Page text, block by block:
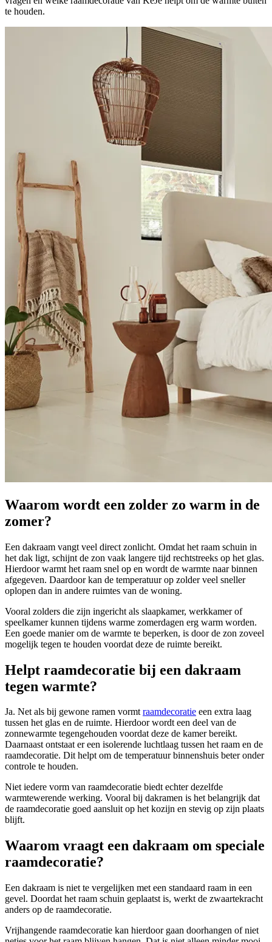
te houden.
Waarom wordt een zolder zo warm in de
zomer?
Een dakraam vangt veel direct zonlicht. Omdat het raam schuin in
het dak ligt, schijnt de zon vaak langere tijd rechtstreeks op het glas.
Hierdoor warmt het raam snel op en wordt de warmte naar binnen
afgegeven. Daardoor kan de temperatuur op zolder veel sneller
oplopen dan in andere ruimtes van de woning.
Vooral zolders die zijn ingericht als slaapkamer, werkkamer of
speelkamer kunnen tijdens warme zomerdagen erg warm worden.
Een goede manier om de warmte te beperken, is door de zon zoveel
mogelijk tegen te houden voordat deze de ruimte bereikt.
Helpt raamdecoratie bij een dakraam
tegen warmte?
Ja. Net als bij gewone ramen vormtraamdecoratie een extra laag
tussen het glas en de ruimte. Hierdoor wordt een deel van de
zonnewarmte tegengehouden voordat deze de kamer bereikt.
Daarnaast ontstaat er een isolerende luchtlaag tussen het raam en de
raamdecoratie. Dit helpt om de temperatuur binnenshuis beter onder
controle te houden.
Niet iedere vorm van raamdecoratie biedt echter dezelfde
warmtewerende werking. Vooral bij dakramen is het belangrijk dat
de raamdecoratie goed aansluit op het kozijn en stevig op zijn plaats
blijft.
Waarom vraagt een dakraam om speciale
raamdecoratie?
Een dakraam is niet te vergelijken met een standaard raam in een
gevel. Doordat het raam schuin geplaatst is, werkt de zwaartekracht
anders op de raamdecoratie.
Vrijhangende raamdecoratie kan hierdoor gaan doorhangen of niet